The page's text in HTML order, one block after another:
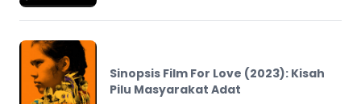
Sinopsis Film For Love (2023): Kisah
Pilu Masyarakat Adat